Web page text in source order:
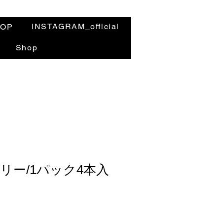
INSTAGRAM_official
Shop
ー/1パック4本入